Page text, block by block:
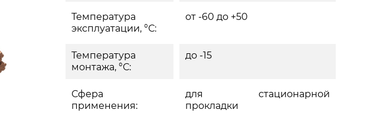
Температура
эксплуатации, °С:
от -60 до +50
Температура
монтажа, °С:
до -15
Сфера
применения:
для стационарной
прокладки